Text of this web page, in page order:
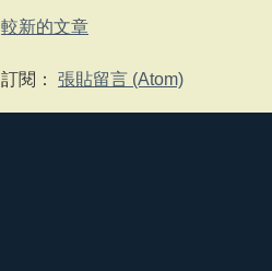
較新的文章
訂閱： 張貼留言 (Atom)